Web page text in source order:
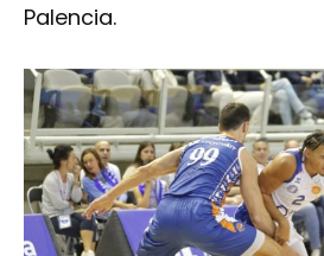
Palencia.